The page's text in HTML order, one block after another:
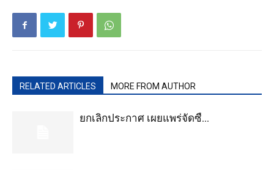
RELATED ARTICLES MORE FROM AUTHOR
ยกเลิกประกาศ เผยแพร่จัดซื...